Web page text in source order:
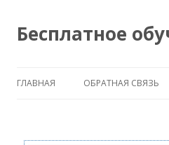
Бесплатное
ГЛАВНАЯ ОБРАТНАЯ СВЯЗЬ